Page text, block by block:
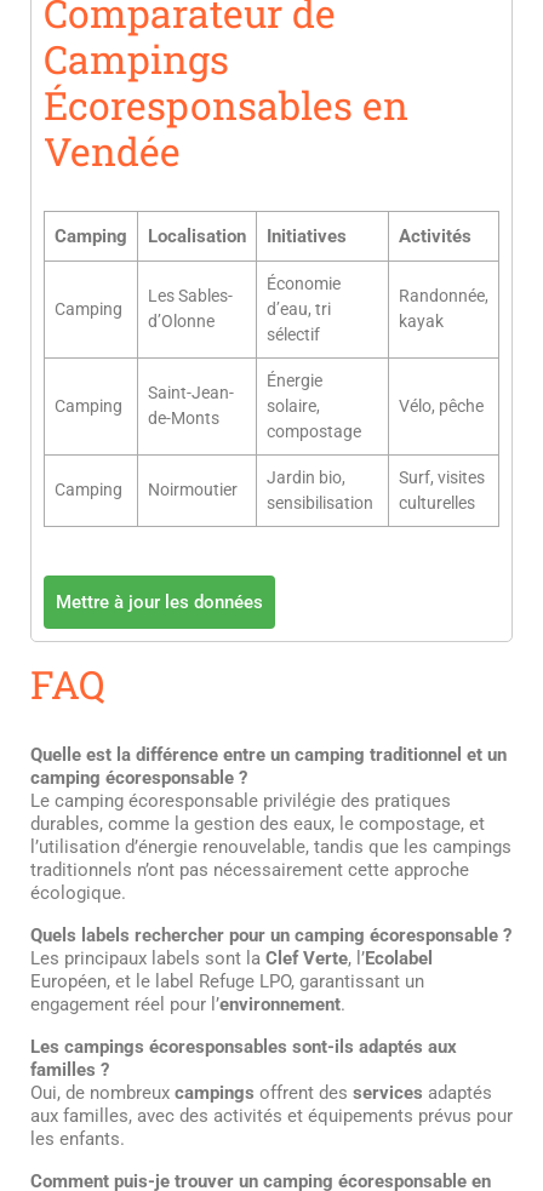
Comparateur de
Campings
Écoresponsables en
Vendée
Camping Localisation Initiatives Activités
Camping
Les Sables-
d’Olonne
Économie
d’eau, tri
sélectif
Randonnée,
kayak
Camping
Saint-Jean-
de-Monts
Énergie
solaire,
compostage
Vélo, pêche
Camping Noirmoutier
Jardin bio,
sensibilisation
Surf, visites
culturelles
Mettre à jour les données
FAQ
Quelle est la différence entre un camping traditionnel et un
camping écoresponsable ?
Le camping écoresponsable privilégie des pratiques
durables, comme la gestion des eaux, le compostage, et
l’utilisation d’énergie renouvelable, tandis que les campings
traditionnels n’ont pas nécessairement cette approche
écologique.
Quels labels rechercher pour un camping écoresponsable ?
Les principaux labels sont la Clef Verte, l’Ecolabel
Européen, et le label Refuge LPO, garantissant un
engagement réel pour l’environnement.
Les campings écoresponsables sont-ils adaptés aux
familles ?
Oui, de nombreux campings offrent des services adaptés
aux familles, avec des activités et équipements prévus pour
les enfants.
Comment puis-je trouver un camping écoresponsable en